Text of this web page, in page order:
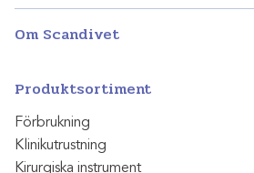
Om Scandivet
Produktsortiment
Förbrukning
Klinikutrustning
Kirurgiska instrument